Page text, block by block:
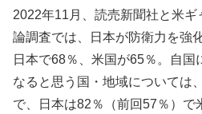
2022年11月、読売新聞社と米
論調査では、日本が防衛力を強
日本で68％、米国が65％。自国
なると思う国・地域については
で、日本は82％（前回57％）で